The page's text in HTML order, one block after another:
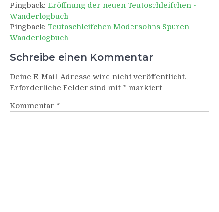
Pingback: Eröffnung der neuen Teutoschleifchen -
Wanderlogbuch
Pingback: Teutoschleifchen Modersohns Spuren -
Wanderlogbuch
Schreibe einen Kommentar
Deine E-Mail-Adresse wird nicht veröffentlicht.
Erforderliche Felder sind mit * markiert
Kommentar *